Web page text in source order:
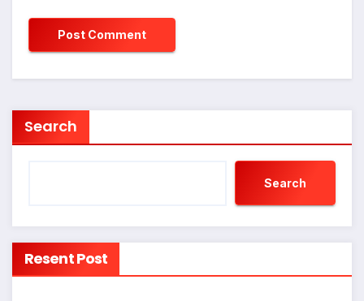
Search
Search
Resent Post